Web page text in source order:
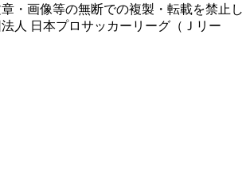
・画像等の無断での複製・転載を禁止し
人 日本プロサッカーリーグ（Ｊリー